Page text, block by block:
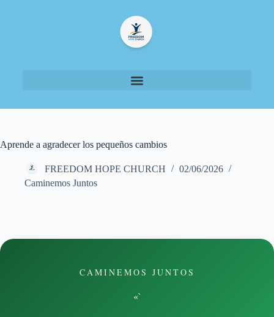
Aprende a agradecer los pequeños cambios
FREEDOM HOPE CHURCH
02/06/2026
Caminemos Juntos
CAMINEMOS JUNTOS
«`